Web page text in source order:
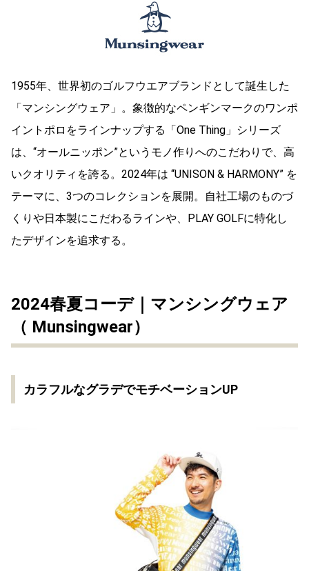
1955年、世界初のゴルフウエアブランドとして誕生した
「マンシングウェア」。象徴的なペンギンマークのワンポ
イントポロをラインナップする「One Thing」シリーズ
は、“オールニッポン”というモノ作りへのこだわりで、高
いクオリティを誇る。2024年は “UNISON & HARMONY” を
テーマに、3つのコレクションを展開。自社工場のものづ
くりや日本製にこだわるラインや、PLAY GOLFに特化し
たデザインを追求する。
2024春夏コーデ｜マンシングウェア
（ Munsingwear）
カラフルなグラデでモチベーションUP